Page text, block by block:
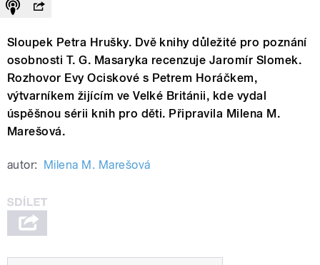
Sloupek Petra Hrušky. Dvě knihy důležité pro poznání
osobnosti T. G. Masaryka recenzuje Jaromír Slomek.
Rozhovor Evy Ociskové s Petrem Horáčkem,
výtvarníkem žijícím ve Velké Británii, kde vydal
úspěšnou sérii knih pro děti. Připravila Milena M.
Marešová.
autor: Milena M. Marešová